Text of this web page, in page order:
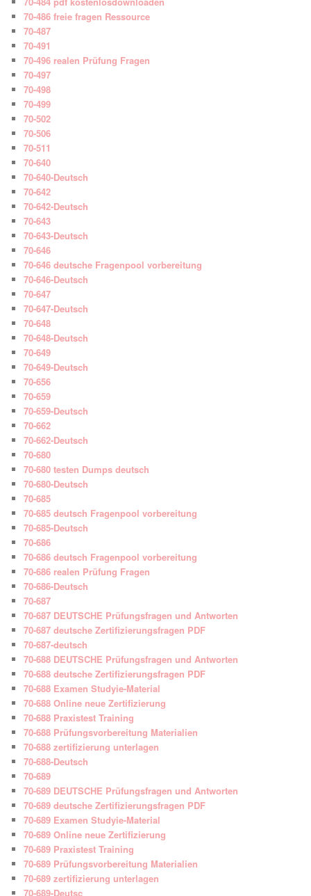
70-486 freie fragen Ressource
70-487
70-491
70-496 realen Prüfung Fragen
70-497
70-498
70-499
70-502
70-506
70-511
70-640
70-640-Deutsch
70-642
70-642-Deutsch
70-643
70-643-Deutsch
70-646
70-646 deutsche Fragenpool vorbereitung
70-646-Deutsch
70-647
70-647-Deutsch
70-648
70-648-Deutsch
70-649
70-649-Deutsch
70-656
70-659
70-659-Deutsch
70-662
70-662-Deutsch
70-680
70-680 testen Dumps deutsch
70-680-Deutsch
70-685
70-685 deutsch Fragenpool vorbereitung
70-685-Deutsch
70-686
70-686 deutsch Fragenpool vorbereitung
70-686 realen Prüfung Fragen
70-686-Deutsch
70-687
70-687 DEUTSCHE Prüfungsfragen und Antworten
70-687 deutsche Zertifizierungsfragen PDF
70-687-deutsch
70-688 DEUTSCHE Prüfungsfragen und Antworten
70-688 deutsche Zertifizierungsfragen PDF
70-688 Examen Studyie-Material
70-688 Online neue Zertifizierung
70-688 Praxistest Training
70-688 Prüfungsvorbereitung Materialien
70-688 zertifizierung unterlagen
70-688-Deutsch
70-689
70-689 DEUTSCHE Prüfungsfragen und Antworten
70-689 deutsche Zertifizierungsfragen PDF
70-689 Examen Studyie-Material
70-689 Online neue Zertifizierung
70-689 Praxistest Training
70-689 Prüfungsvorbereitung Materialien
70-689 zertifizierung unterlagen
70-689-Deutsc